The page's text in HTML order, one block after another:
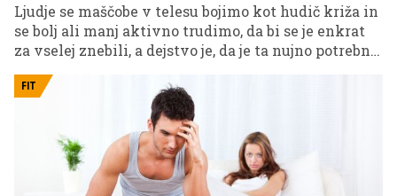
Ljudje se maščobe v telesu bojimo kot hudič križa in
se bolj ali manj aktivno trudimo, da bi se je enkrat
za vselej znebili, a dejstvo je, da je ta nujno potrebna
da se odstotek te maščobe od človeka do človeka
razlikuje in številka na tehtnici kaže na to, ali smo
debeli ali ne. Koliko maščobe je torej dovolj, koliko
preveč in koliko premalo?
FIT